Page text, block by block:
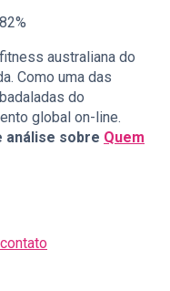
australiana do
Como uma das
do
global on-line.
análise sobre Quem